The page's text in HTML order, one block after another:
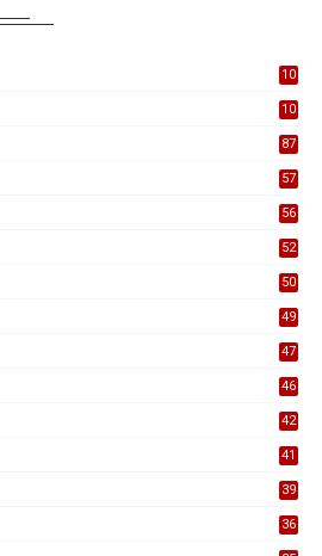
10
10
87
57
56
52
50
49
47
46
42
41
39
36